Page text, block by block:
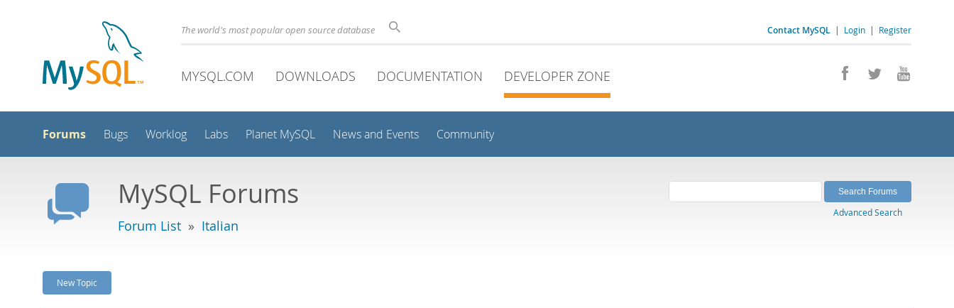
Contact MySQL | Login | Register
The world's most popular open source database
MYSQL.COM DOWNLOADS DOCUMENTATION DEVELOPER ZONE
Forums Bugs Worklog Labs Planet MySQL News and Events Community
MySQL Forums
Forum List » Italian
Advanced Search
New Topic